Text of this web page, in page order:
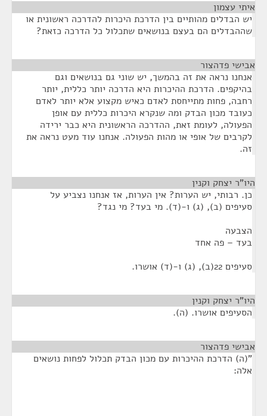
איתי עצמון
יש הבדלים מהותיים בין הדרכת היכרות להדרכה ראשונית או
שההבדלים הם בעצם בנושאים שתכלול כל הדרכה כזאת?
אבישי פדהצור
אנחנו נראה את זה בהמשך, יש שוני גם בנושאים וגם
בהיקפים. הדרכת ההיכרות היא הדרכה יותר כללית, יותר
רחבה, פחות מתייחסת לאדם כאיש מקצוע אלא יותר לאדם
כעובד מכון הבדק ומה שנקרא היכרות כללית עם אופן
הפעולה, לעומת זאת, ההדרכה הראשונית היא כבר ירידה
לקרבים של אופי או מהות הפעולה. אנחנו עוד מעט נראה את
זה.
היו"ר יצחק וקנין
כן. רבותי, יש הערות? אין הערות, אז אנחנו נצביע על
סעיפים (ב), (ג) ו-(ד). מי בעד? מי נגד?
הצבעה
בעד – פה אחד
סעיפים 22(ב), (ג) ו-(ד) אושרו.
היו"ר יצחק וקנין
הסעיפים אושרו. (ה).
אבישי פדהצור
"(ה) הדרכת ההיכרות עם מכון הבדק תכלול לפחות נושאים
אלה: